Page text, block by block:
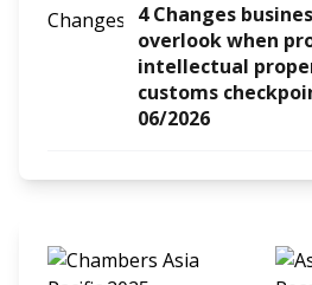
4 Changes
overlook when
intellectual
customs
06/2026